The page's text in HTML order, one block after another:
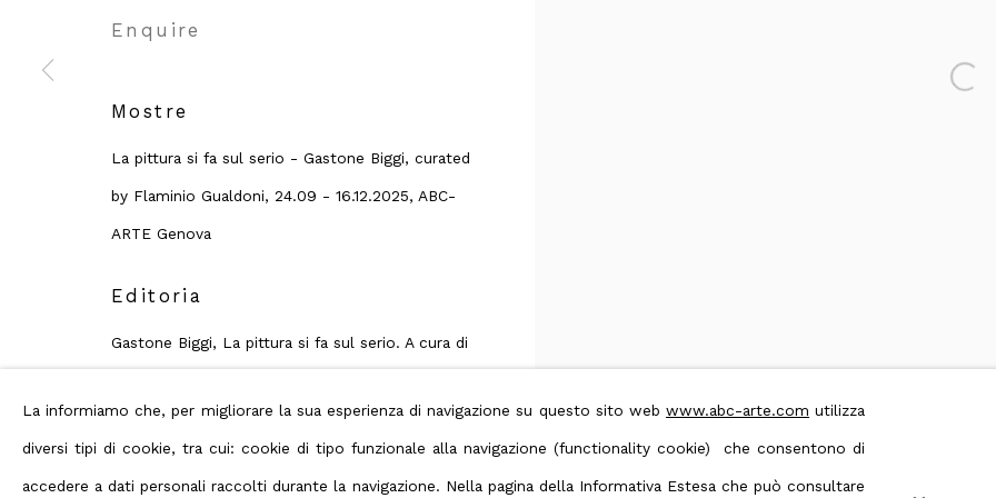
Privacy Policy
Diritti d'autore 2026 ABC ARTE
La informiamo che, per migliorare la sua esperienza di navigazione su questo sito webwww.abc-arte.com utilizza
diversi tipi di cookie, tra cui: cookie di tipo funzionale alla navigazione (functionality cookie) che consentono di
accedere a dati personali raccolti durante la navigazione. Nella pagina della Informativa Estesa che può consultare
Enquire
Mostre
La pittura si fa sul serio - Gastone Biggi, curated
by Flaminio Gualdoni, 24.09 - 16.12.2025, ABC-
ARTE Genova
Editoria
Gastone Biggi, La pittura si fa sul serio. A cura di
2025